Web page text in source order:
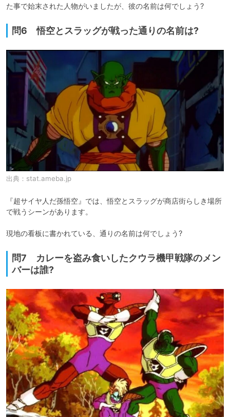
た事で始末された人物がいましたが、彼の名前は何でしょう?
問6 悟空とスラッグが戦った通りの名前は?
出典： stat.ameba.jp
『超サイヤ人だ孫悟空』では、悟空とスラッグが商店街らしき場所
で戦うシーンがあります。
現地の看板に書かれている、通りの名前は何でしょう?
問7 カレーを盗み食いしたクウラ機甲戦隊のメン
バーは誰?